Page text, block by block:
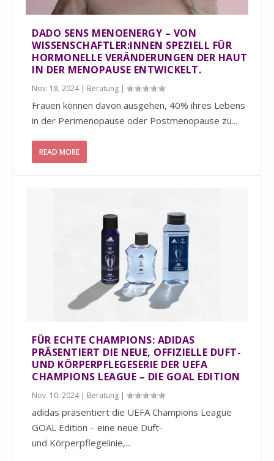
DADO SENS MENOENERGY – VON
WISSENSCHAFTLER:INNEN SPEZIELL FÜR
HORMONELLE VERÄNDERUNGEN DER HAUT
IN DER MENOPAUSE ENTWICKELT.
Nov. 18, 2024| Beratung |
Frauen können davon ausgehen, 40% ihres Lebens
in der Perimenopause oder Postmenopause zu...
READ MORE
FÜR ECHTE CHAMPIONS: ADIDAS
PRÄSENTIERT DIE NEUE, OFFIZIELLE DUFT-
UND KÖRPERPFLEGESERIE DER UEFA
CHAMPIONS LEAGUE – DIE GOAL EDITION
Nov. 10, 2024| Beratung |
adidas präsentiert die UEFA Champions League
GOAL Edition – eine neue Duft-
und Körperpflegelinie,...